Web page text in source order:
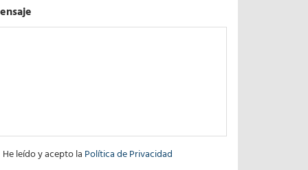
He leído y acepto la Política de Privacidad